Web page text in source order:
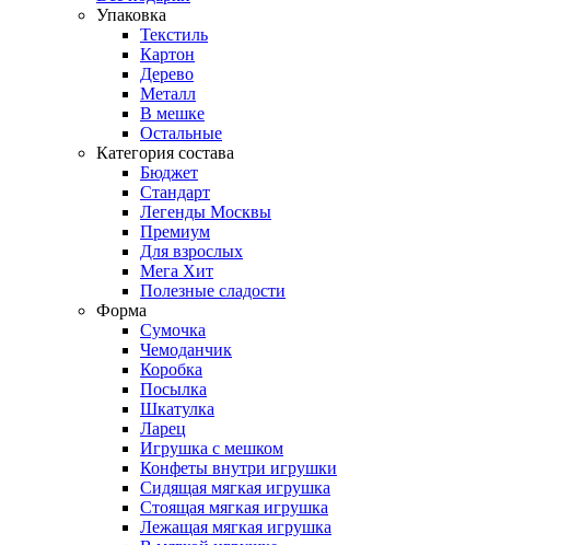
Упаковка
Текстиль
Картон
Дерево
Металл
В мешке
Остальные
Категория состава
Бюджет
Стандарт
Легенды Москвы
Премиум
Для взрослых
Мега Хит
Полезные сладости
Форма
Сумочка
Чемоданчик
Коробка
Посылка
Шкатулка
Ларец
Игрушка с мешком
Конфеты внутри игрушки
Сидящая мягкая игрушка
Стоящая мягкая игрушка
Лежащая мягкая игрушка